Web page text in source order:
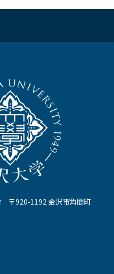
〒920-1192 金沢市角間町